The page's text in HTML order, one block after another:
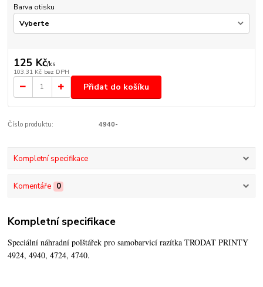
Barva otisku
125 Kč/ks
103,31 Kč bez DPH
Přidat do košíku
Číslo produktu: 4940-
Kompletní specifikace
Komentáře 0
Kompletní specifikace
Speciální náhradní polštářek pro samobarvicí razítka TRODAT PRINTY
4924, 4940, 4724, 4740.